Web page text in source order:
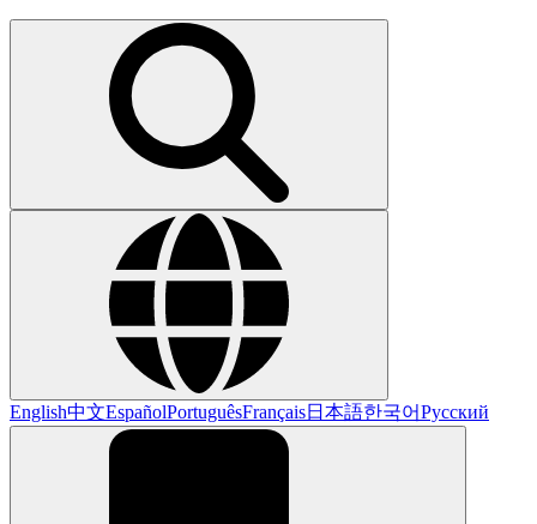
English中文EspañolPortuguêsFrançais日本語한국어Русский